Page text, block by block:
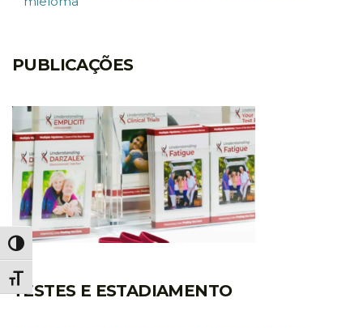
Alternar alto contraste
Alternar tamanho da fonte
PUBLICAÇÕES
TESTES E ESTADIAMENTO